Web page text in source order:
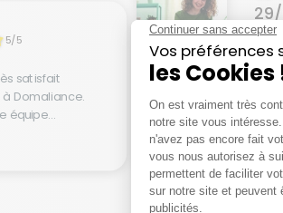
5/5
satisfait
Domaliance.
équipe
des